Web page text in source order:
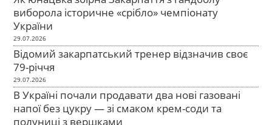
виборола історичне «срібло» чемпіонату
України
29.07.2026
Відомий закарпатський тренер відзначив своє
79-річчя
29.07.2026
В Україні почали продавати два нові газовані
напої без цукру — зі смаком крем-соди та
полуниці з вершками